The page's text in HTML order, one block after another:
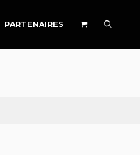
PARTENAIRES